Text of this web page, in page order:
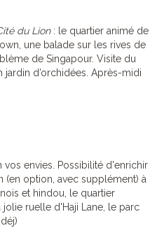
du Lion: le quartier animé de
une balade sur les rives de
de Singapour. Visite du
jardin d’orchidées. Après-midi
envies. Possibilité d'enrichir
(en option, avec supplément) à
et hindou, le quartier
ruelle d'Haji Lane, le parc